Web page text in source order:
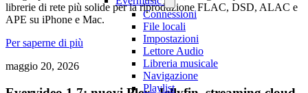
Connessioni
File locali
Impostazioni
Lettore Audio
Libreria musicale
Navigazione
Playlist
librerie di rete più solide per la riproduzione FLAC, DSD, ALAC e
APE su iPhone e Mac.
Per saperne di più
maggio 20, 2026